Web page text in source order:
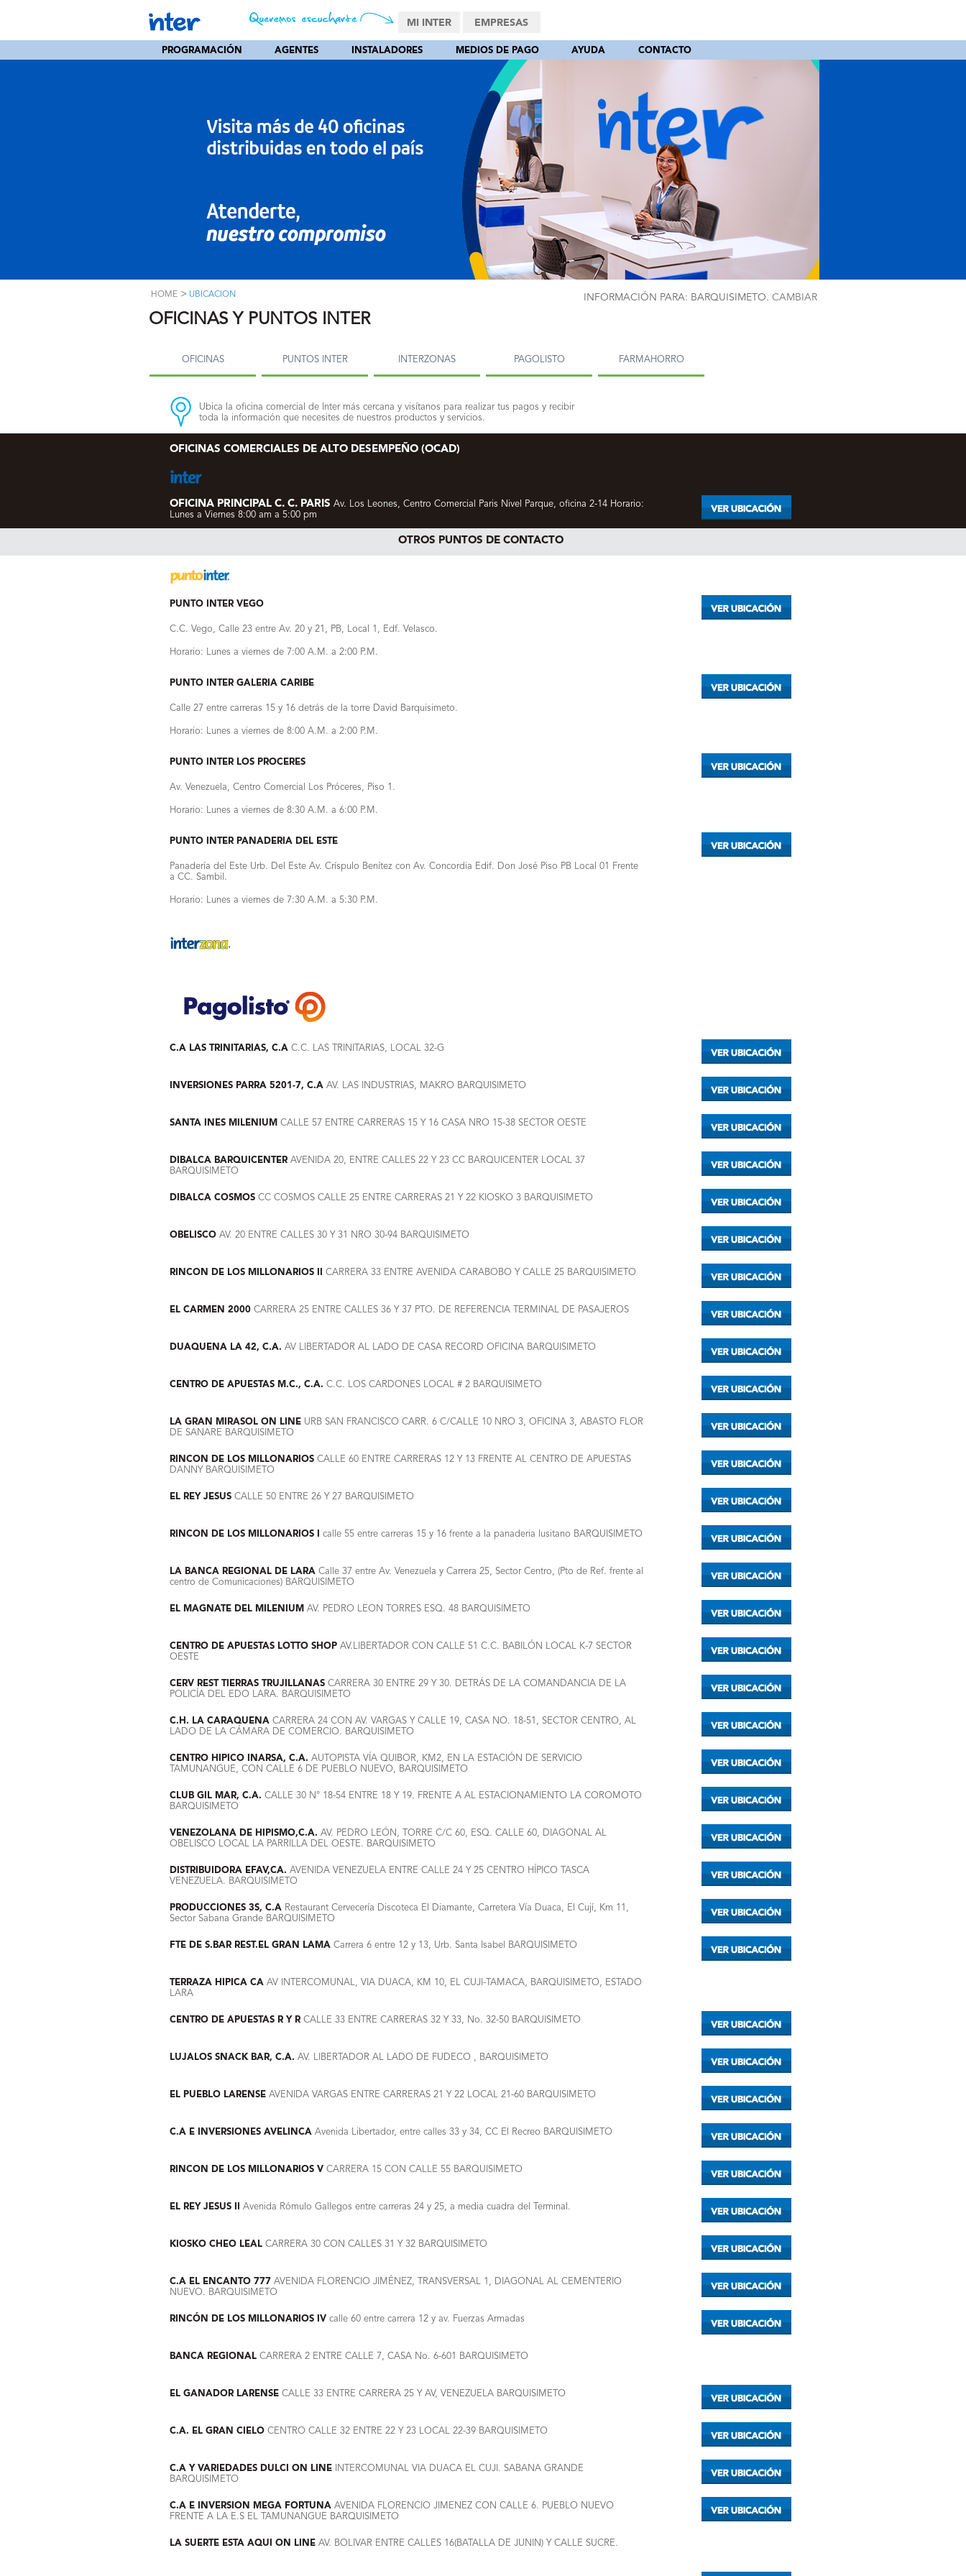
MI INTER EMPRESAS
PROGRAMACIÓN AGENTES INSTALADORES MEDIOS DE PAGO AYUDA CONTACTO
HOME > UBICACION INFORMACIÓN PARA: BARQUISIMETO. CAMBIAR
OFICINAS Y PUNTOS INTER
OFICINAS PUNTOS INTER INTERZONAS PAGOLISTO FARMAHORRO
Ubica la oficina comercial de Inter más cercana y visítanos para realizar tus pagos y recibir
toda la información que necesites de nuestros productos y servicios.
OFICINAS COMERCIALES DE ALTO DESEMPEÑO (OCAD)
OFICINA PRINCIPAL C. C. PARIS Av. Los Leones, Centro Comercial Paris Nivel Parque, oficina 2-14 Horario:
Lunes a Viernes 8:00 am a 5:00 pm
OTROS PUNTOS DE CONTACTO
PUNTO INTER VEGO
C.C. Vego, Calle 23 entre Av. 20 y 21, PB, Local 1, Edf. Velasco.
Horario: Lunes a viernes de 7:00 A.M. a 2:00 P.M.
PUNTO INTER GALERIA CARIBE
Calle 27 entre carreras 15 y 16 detrás de la torre David Barquisimeto.
Horario: Lunes a viernes de 8:00 A.M. a 2:00 P.M.
PUNTO INTER LOS PROCERES
Av. Venezuela, Centro Comercial Los Próceres, Piso 1.
Horario: Lunes a viernes de 8:30 A.M. a 6:00 P.M.
PUNTO INTER PANADERIA DEL ESTE
Panadería del Este Urb. Del Este Av. Críspulo Benítez con Av. Concordia Edif. Don José Piso PB Local 01 Frente
a CC. Sambil.
Horario: Lunes a viernes de 7:30 A.M. a 5:30 P.M.
C.A LAS TRINITARIAS, C.A C.C. LAS TRINITARIAS, LOCAL 32-G
INVERSIONES PARRA 5201-7, C.A AV. LAS INDUSTRIAS, MAKRO BARQUISIMETO
SANTA INES MILENIUM CALLE 57 ENTRE CARRERAS 15 Y 16 CASA NRO 15-38 SECTOR OESTE
DIBALCA BARQUICENTER AVENIDA 20, ENTRE CALLES 22 Y 23 CC BARQUICENTER LOCAL 37
BARQUISIMETO
DIBALCA COSMOS CC COSMOS CALLE 25 ENTRE CARRERAS 21 Y 22 KIOSKO 3 BARQUISIMETO
OBELISCO AV. 20 ENTRE CALLES 30 Y 31 NRO 30-94 BARQUISIMETO
RINCON DE LOS MILLONARIOS II CARRERA 33 ENTRE AVENIDA CARABOBO Y CALLE 25 BARQUISIMETO
EL CARMEN 2000 CARRERA 25 ENTRE CALLES 36 Y 37 PTO. DE REFERENCIA TERMINAL DE PASAJEROS
DUAQUENA LA 42, C.A. AV LIBERTADOR AL LADO DE CASA RECORD OFICINA BARQUISIMETO
CENTRO DE APUESTAS M.C., C.A. C.C. LOS CARDONES LOCAL # 2 BARQUISIMETO
LA GRAN MIRASOL ON LINE URB SAN FRANCISCO CARR. 6 C/CALLE 10 NRO 3, OFICINA 3, ABASTO FLOR
DE SANARE BARQUISIMETO
RINCON DE LOS MILLONARIOS CALLE 60 ENTRE CARRERAS 12 Y 13 FRENTE AL CENTRO DE APUESTAS
DANNY BARQUISIMETO
EL REY JESUS CALLE 50 ENTRE 26 Y 27 BARQUISIMETO
RINCON DE LOS MILLONARIOS I calle 55 entre carreras 15 y 16 frente a la panaderia lusitano BARQUISIMETO
LA BANCA REGIONAL DE LARA Calle 37 entre Av. Venezuela y Carrera 25, Sector Centro, (Pto de Ref. frente al
centro de Comunicaciones) BARQUISIMETO
EL MAGNATE DEL MILENIUM AV. PEDRO LEON TORRES ESQ. 48 BARQUISIMETO
CENTRO DE APUESTAS LOTTO SHOP AV.LIBERTADOR CON CALLE 51 C.C. BABILÓN LOCAL K-7 SECTOR
OESTE
CERV REST TIERRAS TRUJILLANAS CARRERA 30 ENTRE 29 Y 30. DETRÁS DE LA COMANDANCIA DE LA
POLICÍA DEL EDO LARA. BARQUISIMETO
C.H. LA CARAQUENA CARRERA 24 CON AV. VARGAS Y CALLE 19, CASA NO. 18-51, SECTOR CENTRO, AL
LADO DE LA CÁMARA DE COMERCIO. BARQUISIMETO
CENTRO HIPICO INARSA, C.A. AUTOPISTA VÍA QUIBOR, KM2, EN LA ESTACIÓN DE SERVICIO
TAMUNANGUE, CON CALLE 6 DE PUEBLO NUEVO, BARQUISIMETO
CLUB GIL MAR, C.A. CALLE 30 N° 18-54 ENTRE 18 Y 19. FRENTE A AL ESTACIONAMIENTO LA COROMOTO
BARQUISIMETO
VENEZOLANA DE HIPISMO,C.A. AV. PEDRO LEÓN, TORRE C/C 60, ESQ. CALLE 60, DIAGONAL AL
OBELISCO LOCAL LA PARRILLA DEL OESTE. BARQUISIMETO
DISTRIBUIDORA EFAV,CA. AVENIDA VENEZUELA ENTRE CALLE 24 Y 25 CENTRO HÍPICO TASCA
VENEZUELA. BARQUISIMETO
PRODUCCIONES 3S, C.A Restaurant Cervecería Discoteca El Diamante, Carretera Vía Duaca, El Cují, Km 11,
Sector Sabana Grande BARQUISIMETO
FTE DE S.BAR REST.EL GRAN LAMA Carrera 6 entre 12 y 13, Urb. Santa Isabel BARQUISIMETO
TERRAZA HIPICA CA AV INTERCOMUNAL, VIA DUACA, KM 10, EL CUJI-TAMACA, BARQUISIMETO, ESTADO
LARA
CENTRO DE APUESTAS R Y R CALLE 33 ENTRE CARRERAS 32 Y 33, No. 32-50 BARQUISIMETO
LUJALOS SNACK BAR, C.A. AV. LIBERTADOR AL LADO DE FUDECO , BARQUISIMETO
EL PUEBLO LARENSE AVENIDA VARGAS ENTRE CARRERAS 21 Y 22 LOCAL 21-60 BARQUISIMETO
C.A E INVERSIONES AVELINCA Avenida Libertador, entre calles 33 y 34, CC El Recreo BARQUISIMETO
RINCON DE LOS MILLONARIOS V CARRERA 15 CON CALLE 55 BARQUISIMETO
EL REY JESUS II Avenida Rómulo Gallegos entre carreras 24 y 25, a media cuadra del Terminal.
KIOSKO CHEO LEAL CARRERA 30 CON CALLES 31 Y 32 BARQUISIMETO
C.A EL ENCANTO 777 AVENIDA FLORENCIO JIMÉNEZ, TRANSVERSAL 1, DIAGONAL AL CEMENTERIO
NUEVO. BARQUISIMETO
RINCÓN DE LOS MILLONARIOS IV calle 60 entre carrera 12 y av. Fuerzas Armadas
BANCA REGIONAL CARRERA 2 ENTRE CALLE 7, CASA No. 6-601 BARQUISIMETO
EL GANADOR LARENSE CALLE 33 ENTRE CARRERA 25 Y AV, VENEZUELA BARQUISIMETO
C.A. EL GRAN CIELO CENTRO CALLE 32 ENTRE 22 Y 23 LOCAL 22-39 BARQUISIMETO
C.A Y VARIEDADES DULCI ON LINE INTERCOMUNAL VIA DUACA EL CUJI. SABANA GRANDE
BARQUISIMETO
C.A E INVERSION MEGA FORTUNA AVENIDA FLORENCIO JIMENEZ CON CALLE 6. PUEBLO NUEVO
FRENTE A LA E.S EL TAMUNANGUE BARQUISIMETO
LA SUERTE ESTA AQUI ON LINE AV. BOLIVAR ENTRE CALLES 16(BATALLA DE JUNIN) Y CALLE SUCRE.